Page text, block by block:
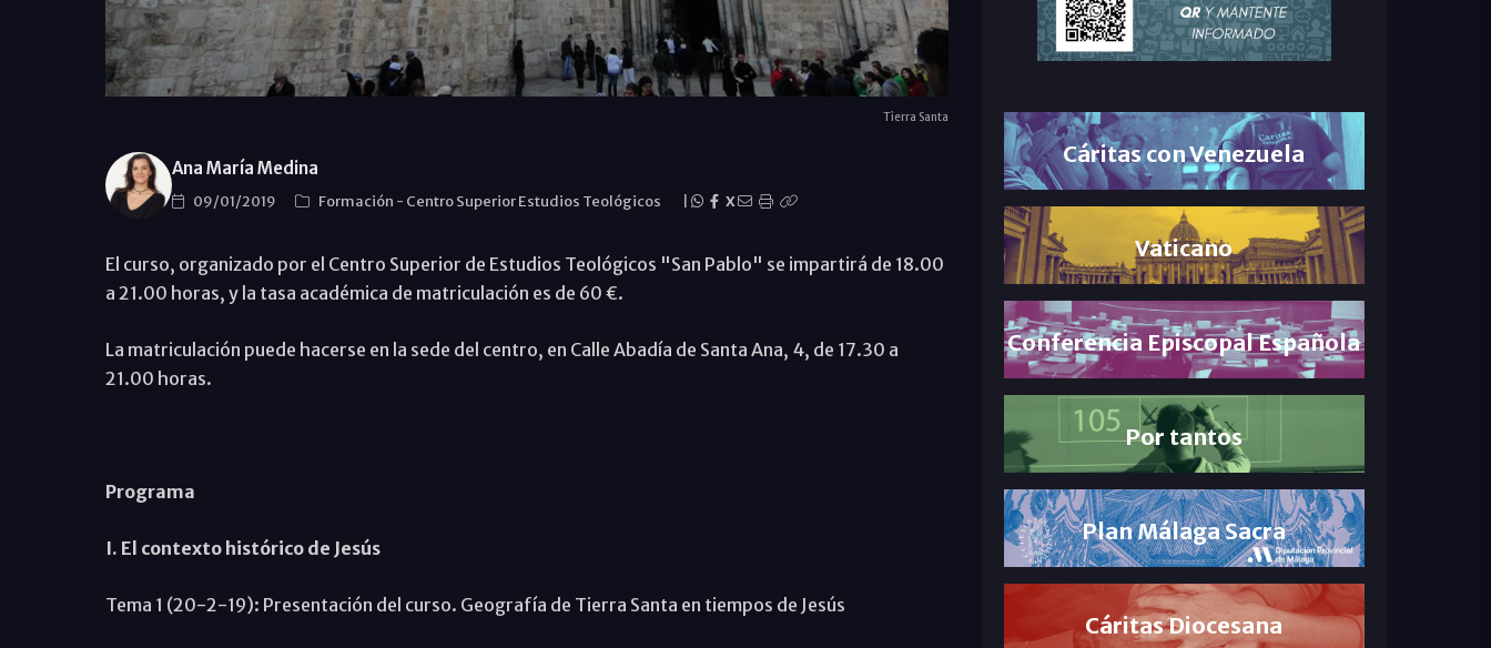
Tierra Santa
Ana María Medina
09/01/2019 Formación - Centro Superior Estudios Teológicos X
El curso, organizado por el Centro Superior de Estudios Teológicos "San Pablo" se impartirá de 18.00
a 21.00 horas, y la tasa académica de matriculación es de 60 €.
La matriculación puede hacerse en la sede del centro, en Calle Abadía de Santa Ana, 4, de 17.30 a
21.00 horas.
Programa
I. El contexto histórico de Jesús
Tema 1 (20-2-19): Presentación del curso. Geografía de Tierra Santa en tiempos de Jesús
Cáritas con Venezuela
Vaticano
Conferencia Episcopal Española
Por tantos
Plan Málaga Sacra
Cáritas Diocesana